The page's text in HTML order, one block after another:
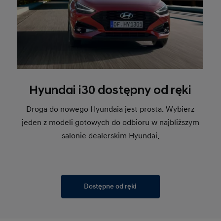
Hyundai i30 dostępny od ręki
Droga do nowego Hyundaia jest prosta. Wybierz
jeden z modeli gotowych do odbioru w najbliższym
salonie dealerskim Hyundai.
Dostępne od ręki